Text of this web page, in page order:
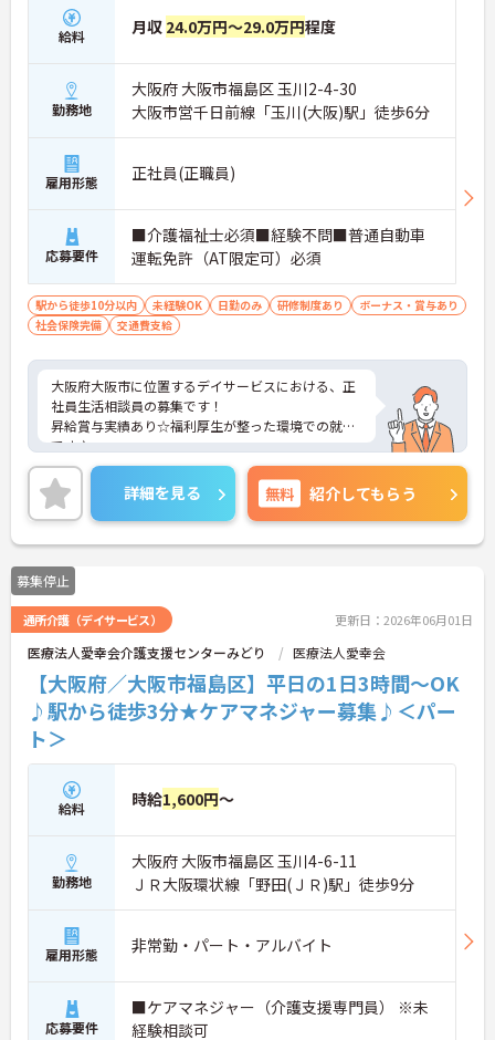
給料 月収 24.0万円～29.0万円程度
勤務地
大阪府 大阪市福島区 玉川2-4-30
大阪市営千日前線「玉川(大阪)駅」徒歩6分
雇用形態 正社員(正職員)
応募要件
■介護福祉士必須■経験不問■普通自動車
運転免許（AT限定可）必須
駅から徒歩10分以内 未経験OK 日勤のみ 研修制度あり
ボーナス・賞与あり
社会保険完備
交通費支給
大阪府大阪市に位置するデイサービスにおける、正
社員生活相談員の募集です！
昇給賞与実績あり☆福利厚生が整った環境での就業
です♪
ご興味ある方には、面接対策ポイントなど、さらに
詳細をお話しいたしますのでお気軽にご相談くださ
い。
詳細を見る 無料 紹介してもらう
募集停止
通所介護（デイサービス） 更新日：2026年06月01日
医療法人愛幸会介護支援センターみどり 医療法人愛幸会
【大阪府／大阪市福島区】平日の1日3時間～OK
♪駅から徒歩3分★ケアマネジャー募集♪＜パー
ト＞
給料 時給1,600円～
勤務地
大阪府 大阪市福島区 玉川4-6-11
ＪＲ大阪環状線「野田(ＪＲ)駅」徒歩9分
雇用形態 非常勤・パート・アルバイト
応募要件
■ケアマネジャー（介護支援専門員） ※未
経験相談可